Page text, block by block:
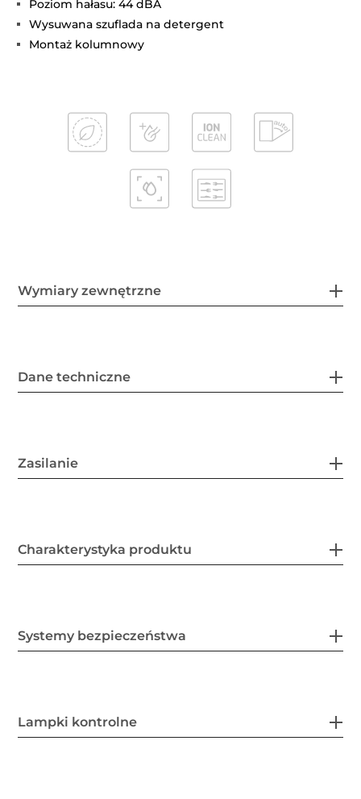
Poziom hałasu: 44 dBA
Wysuwana szuflada na detergent
Montaż kolumnowy
Wymiary zewnętrzne
Dane techniczne
Zasilanie
Charakterystyka produktu
Systemy bezpieczeństwa
Lampki kontrolne